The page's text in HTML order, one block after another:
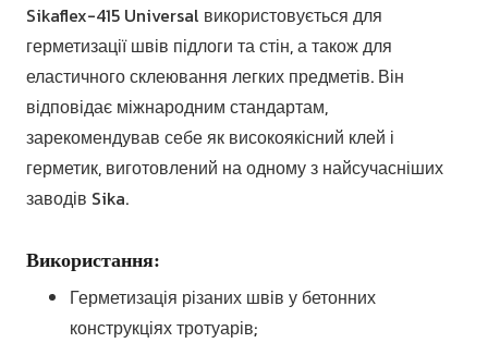
Sikaflex-415 Universal використовується для
герметизації швів підлоги та стін, а також для
еластичного склеювання легких предметів. Він
відповідає міжнародним стандартам,
зарекомендував себе як високоякісний клей і
герметик, виготовлений на одному з найсучасніших
заводів Sika.
Використання:
Герметизація різаних швів у бетонних
конструкціях тротуарів;